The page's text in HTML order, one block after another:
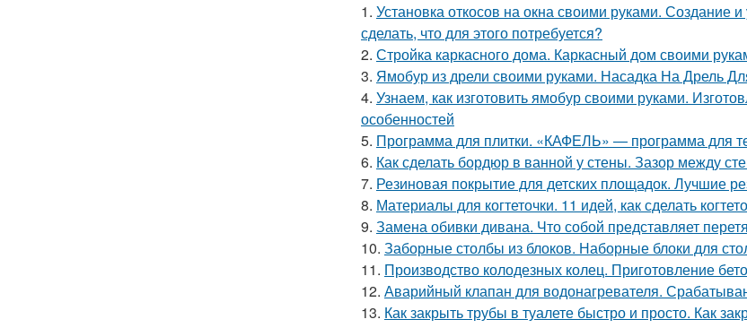
1. Установка откосов на окна своими руками. Создание
сделать, что для этого потребуется?
2. Стройка каркасного дома. Каркасный дом своими
3. Ямобур из дрели своими руками. Насадка На Дрель
4. Узнаем, как изготовить ямобур своими руками.
особенностей
5. Программа для плитки. «КАФЕЛЬ» — программа для
6. Как сделать бордюр в ванной у стены. Зазор между
7. Резиновая покрытие для детских площадок. Лучшие
8. Материалы для когтеточки. 11 идей, как сделать
9. Замена обивки дивана. Что собой представляет
10. Заборные столбы из блоков. Наборные блоки для
11. Производство колодезных колец. Приготовление
12. Аварийный клапан для водонагревателя.
13. Как закрыть трубы в туалете быстро и просто. Как